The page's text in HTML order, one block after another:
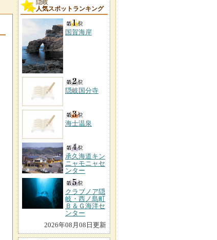
隠岐
人気スポットランキング
国賀海岸
隠岐国分寺
海士温泉
承久海道キン
ニャモニャセ
ンター
クラブノア隠
岐・西ノ島町
Ｂ＆Ｇ海洋セ
ンター
2026年08月08日更新